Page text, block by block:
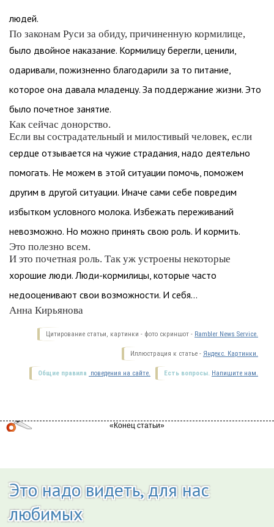
людей.
По законам Руси за обиду, причиненную кормилице,
было двойное наказание. Кормилицу берегли, ценили,
одаривали, пожизненно благодарили за то питание,
которое она давала младенцу. За поддержание жизни. Это
было почетное занятие.
Как сейчас донорство.
Если вы сострадательный и милостивый человек, если
сердце отзывается на чужие страдания, надо деятельно
помогать. Не можем в этой ситуации помочь, поможем
другим в другой ситуации. Иначе сами себе повредим
избытком условного молока. Избежать переживаний
невозможно. Но можно принять свою роль. И кормить.
Это полезно всем.
И это почетная роль. Так уж устроены некоторые
хорошие люди. Люди-кормилицы, которые часто
недооценивают свои возможности. И себя…
Анна Кирьянова
Цитирование статьи, картинки - фото скриншот - Rambler News Service.
Иллюстрация к статье - Яндекс. Картинки.
Есть вопросы. Напишите нам.
Общие правила поведения на сайте.
Это надо видеть, для нас
любимых